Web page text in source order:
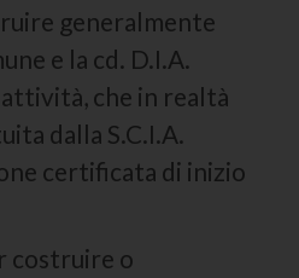
generalmente
e la cd. D.I.A.
che in realtà
dalla S.C.I.A.
certificata di inizio
costruire o